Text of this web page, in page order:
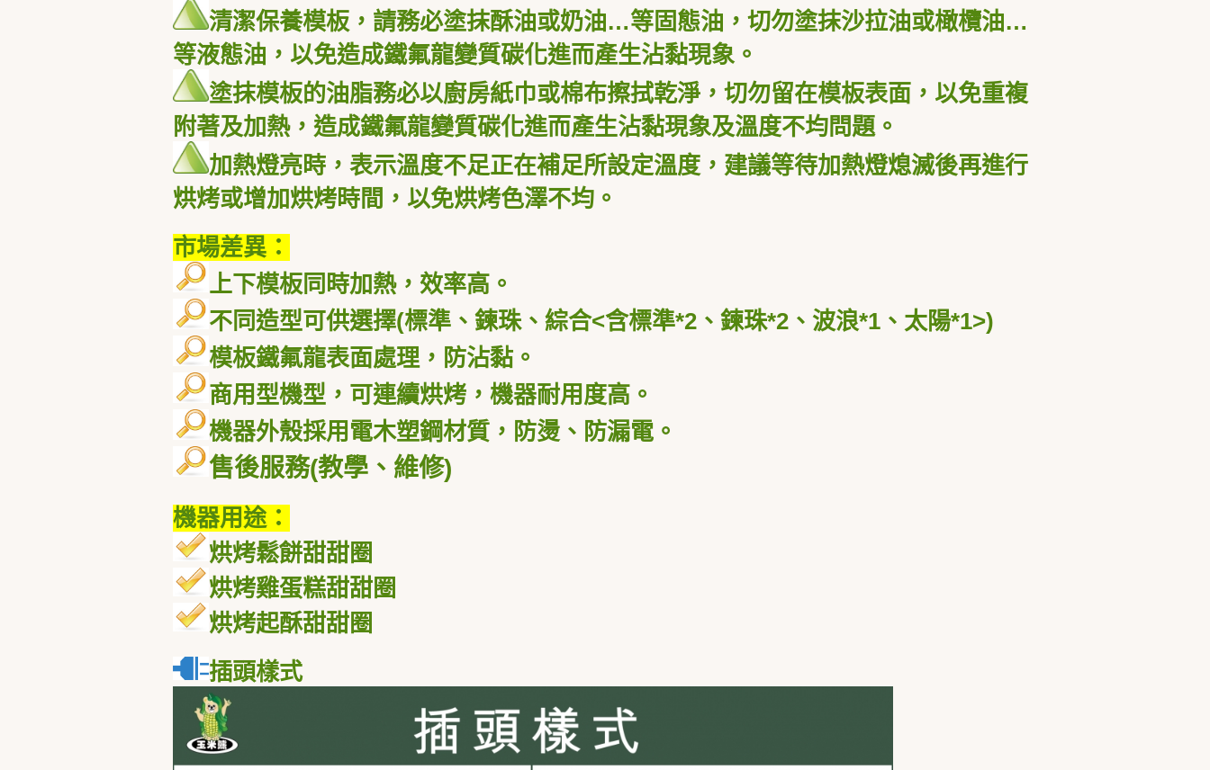
清潔保養模板，請務必塗抹酥油或奶油…等固態油，切勿塗抹沙拉油或橄欖油…
等液態油，以免造成鐵氟龍變質碳化進而產生沾黏現象。
塗抹模板的油脂務必以廚房紙巾或棉布擦拭乾淨，切勿留在模板表面，以免重複
附著及加熱，造成鐵氟龍變質碳化進而產生沾黏現象及溫度不均問題。
加熱燈亮時，表示溫度不足正在補足所設定溫度，建議等待加熱燈熄滅後再進行
烘烤或增加烘烤時間，以免烘烤色澤不均。
市場差異：
上下模板同時加熱，效率高。
不同造型可供選擇(標準、鍊珠、綜合<含標準*2 、鍊珠*2 、波浪*1 、太陽*1>)
模板鐵氟龍表面處理，防沾黏。
商用型機型，可連續烘烤，機器耐用度高。
機器外殼採用電木塑鋼材質，防燙、防漏電。
售後服務(教學、維修)
機器用途：
烘烤鬆餅甜甜圈
烘烤雞蛋糕甜甜圈
烘烤起酥甜甜圈
插頭樣式